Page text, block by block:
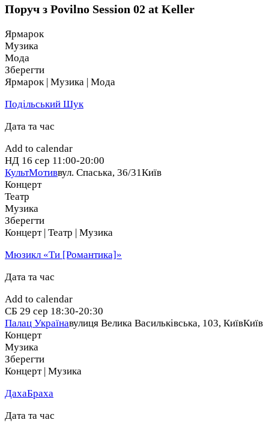
Поруч з Povilno Session 02 at Keller
Ярмарок
Музика
Мода
Зберегти
Ярмарок | Музика | Мода
Подільський Шук
Дата та час
Add to calendar
НД 16 сер 11:00-20:00
КультМотиввул. Спаська, 36/31Київ
Концерт
Театр
Музика
Зберегти
Концерт | Театр | Музика
Мюзикл «Ти [Романтика]»
Дата та час
Add to calendar
СБ 29 сер 18:30-20:30
Палац Українавулиця Велика Васильківська, 103, КиївКиїв
Концерт
Музика
Зберегти
Концерт | Музика
ДахаБраха
Дата та час